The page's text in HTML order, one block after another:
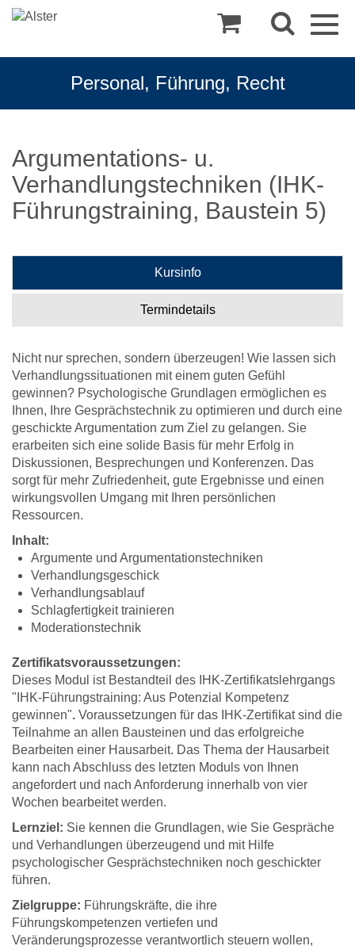
Personal, Führung, Recht
Argumentations- u.
Verhandlungstechniken (IHK-
Führungstraining, Baustein 5)
Kursinfo
Termindetails
Nicht nur sprechen, sondern überzeugen! Wie lassen sich
Verhandlungssituationen mit einem guten Gefühl
gewinnen? Psychologische Grundlagen ermöglichen es
Ihnen, Ihre Gesprächstechnik zu optimieren und durch eine
geschickte Argumentation zum Ziel zu gelangen. Sie
erarbeiten sich eine solide Basis für mehr Erfolg in
Diskussionen, Besprechungen und Konferenzen. Das
sorgt für mehr Zufriedenheit, gute Ergebnisse und einen
wirkungsvollen Umgang mit Ihren persönlichen
Ressourcen.
Inhalt:
Argumente und Argumentationstechniken
Verhandlungsgeschick
Verhandlungsablauf
Schlagfertigkeit trainieren
Moderationstechnik
Zertifikatsvoraussetzungen:
Dieses Modul ist Bestandteil des IHK-Zertifikatslehrgangs
"IHK-Führungstraining: Aus Potenzial Kompetenz
gewinnen". Voraussetzungen für das IHK-Zertifikat sind die
Teilnahme an allen Bausteinen und das erfolgreiche
Bearbeiten einer Hausarbeit. Das Thema der Hausarbeit
kann nach Abschluss des letzten Moduls von Ihnen
angefordert und nach Anforderung innerhalb von vier
Wochen bearbeitet werden.
Lernziel: Sie kennen die Grundlagen, wie Sie Gespräche
und Verhandlungen überzeugend und mit Hilfe
psychologischer Gesprächstechniken noch geschickter
führen.
Zielgruppe: Führungskräfte, die ihre
Führungskompetenzen vertiefen und
Veränderungsprozesse verantwortlich steuern wollen,